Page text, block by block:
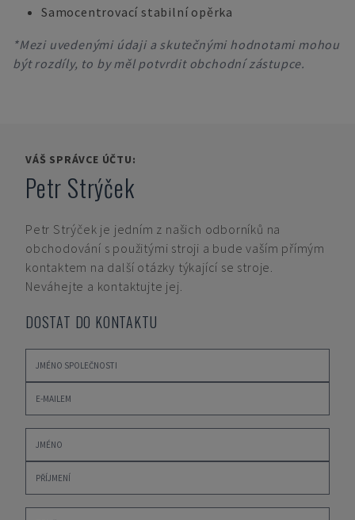
Samocentrovací stabilní opěrka
*Mezi uvedenými údaji a skutečnými hodnotami mohou
být rozdíly, to by měl potvrdit obchodní zástupce.
VÁŠ SPRÁVCE ÚČTU:
Petr Strýček
Petr Strýček je jedním z našich odborníků na
obchodování s použitými stroji a bude vaším přímým
kontaktem na další otázky týkající se stroje.
Neváhejte a kontaktujte jej.
DOSTAT DO KONTAKTU